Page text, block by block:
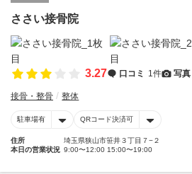
ささい接骨院
3.27 口コミ 1件 写真
接骨・整骨 整体
駐車場有 QRコード決済可
住所
埼玉県狭山市笹井３丁目７−２
本日の営業状況 9:00〜12:00 15:00〜19:00